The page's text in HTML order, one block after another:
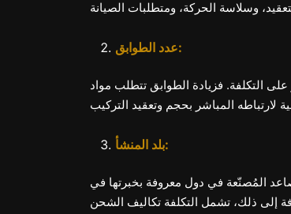
عدد الطوابق:
التكلفة. فزيادة الطوابق تتطلب مواد
بلد المنشأ:
المُصنّعة في دول معروفة بخبرتها في
إلى ذلك، تشمل التكلفة تكاليف الشحن